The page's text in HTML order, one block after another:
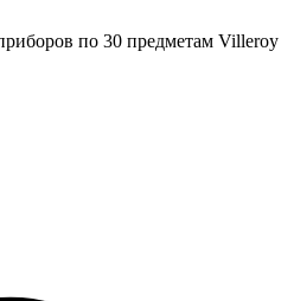
по 30 предметам Villeroy